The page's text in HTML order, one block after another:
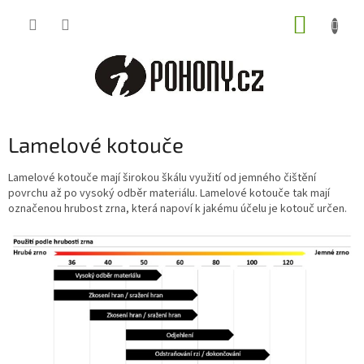
Lamelové kotouče
Lamelové kotouče mají širokou škálu využití od jemného čištění
povrchu až po vysoký odběr materiálu. Lamelové kotouče tak mají
označenou hrubost zrna, která napoví k jakému účelu je kotouč určen.